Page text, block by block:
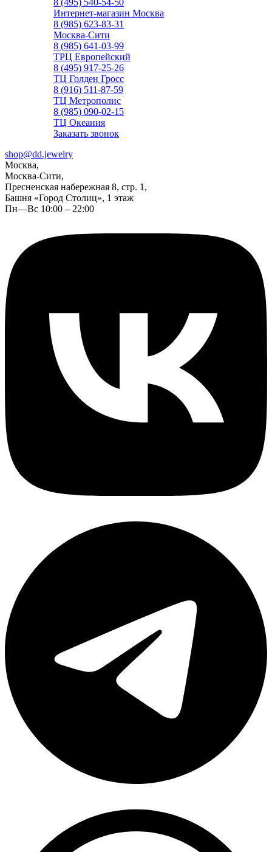
8 (495) 540-54-50
Интернет-магазин Москва
8 (985) 623-83-31
Москва-Сити
8 (985) 641-03-99
ТРЦ Европейский
8 (495) 917-25-26
ТЦ Голден Гросс
8 (916) 511-87-59
ТЦ Метрополис
8 (985) 090-02-15
ТЦ Океания
Заказать звонок
shop@dd.jewelry
Москва,
Москва-Сити,
Пресненская набережная 8, стр. 1,
Башня «Город Столиц», 1 этаж
Пн—Вс 10:00 – 22:00